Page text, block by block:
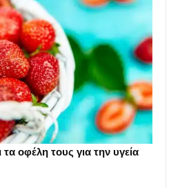
οφέλη τους για την υγεία